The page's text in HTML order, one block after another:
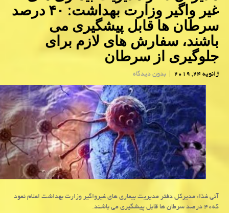
غیر واگیر وزارت بهداشت: ۴۰ درصد
سرطان ها قابل پیشگیری می
باشند، سفارش های لازم برای
جلوگیری از سرطان
ژانویه 24, 2019 | بدون دیدگاه
آنی غذا: مدیركل دفتر مدیریت بیماری های غیرواگیر وزارت بهداشت اعلام نمود
كه۴۰ درصد سرطان ها قابل پیشگیری می باشند.